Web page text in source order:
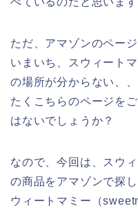
ただ、アマゾンのペー
いまいち、スウィート
の場所が分からない、
たくこちらのページを
はないでしょうか？
なので、今回は、スウ
の商品をアマゾンで探
ウィートマミー（